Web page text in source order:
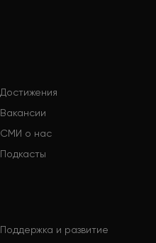
Достижения
Вакансии
СМИ о нас
Подкасты
Поддержка и развитие